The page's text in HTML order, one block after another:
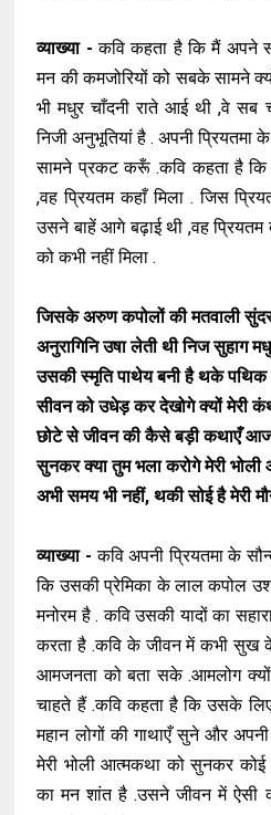
व्याख्या - कवि कहता है कि मैं अपने
मन की कमजोरियों को सबके सामने
भी मधुर चाँदनी राते आई थी ,वे सब
निजी अनुभूतियां है . अपनी प्रियतमा
सामने प्रकट करूँ .कवि कहता है कि
,वह प्रियतम कहाँ मिला . जिस
उसने बाहें आगे बढ़ाई थी ,वह प्रियतम
को कभी नहीं मिला .
जिसके अरुण कपोलों की मतवाली
अनुरागिनि उषा लेती थी निज सुहाग
उसकी स्मृति पाथेय बनी है थके पथिक
सीवन को उधेड़ कर देखोगे क्यों मेरी
छोटे से जीवन की कैसे बड़ी कथाएँ
सुनकर क्या तुम भला करोगे मेरी
अभी समय भी नहीं, थकी सोई है मेरी
व्याख्या - कवि अपनी प्रियतमा के
कि उसकी प्रेमिका के लाल कपोल
मनोरम है . कवि उसकी यादों का
करता है .कवि के जीवन में कभी सुख
आमजनता को बता सके .आमलोग
चाहते हैं .कवि कहता है कि उसके
महान लोगों की गाथाएँ सुने और
मेरी भोली आत्मकथा को सुनकर कोई
का मन शांत है .उसने जीवन में ऐसी